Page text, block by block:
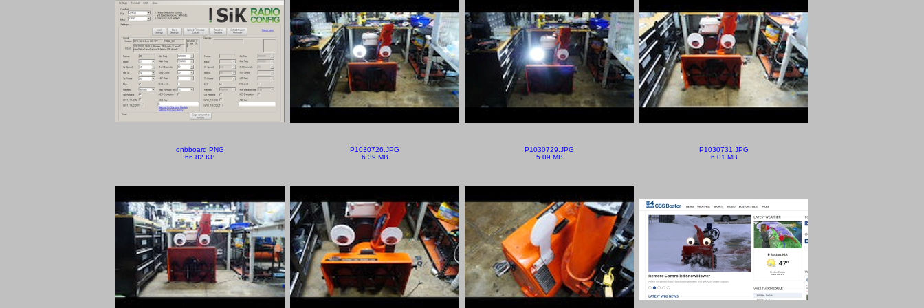
onbboard.PNG
66.82 KB
P1030726.JPG
6.39 MB
P1030729.JPG
5.09 MB
P1030731.JPG
6.01 MB